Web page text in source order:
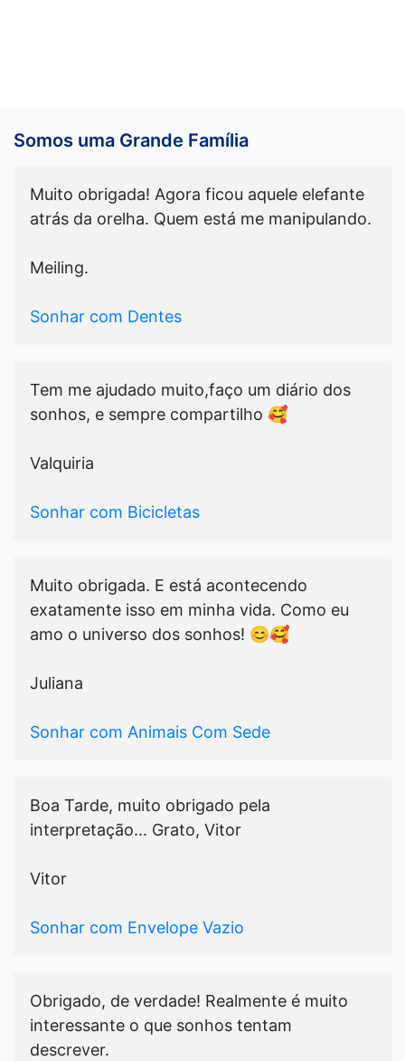
Somos uma Grande Família
Muito obrigada! Agora ficou aquele elefante
atrás da orelha. Quem está me manipulando.
Meiling.
Sonhar com Dentes
Tem me ajudado muito,faço um diário dos
sonhos, e sempre compartilho 🥰
Valquiria
Sonhar com Bicicletas
Muito obrigada. E está acontecendo
exatamente isso em minha vida. Como eu
amo o universo dos sonhos! 😊🥰
Juliana
Sonhar com Animais Com Sede
Boa Tarde, muito obrigado pela
interpretação... Grato, Vitor
Vitor
Sonhar com Envelope Vazio
Obrigado, de verdade! Realmente é muito
interessante o que sonhos tentam
descrever.